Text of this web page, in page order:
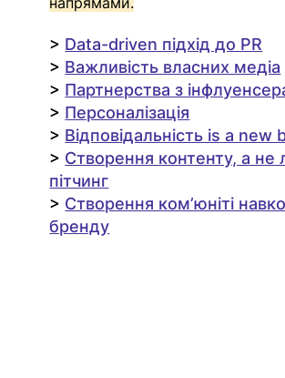
> Data-driven підхід до PR
> Важливість власних медіа
> Партнерства з
> Персоналізація
> Відповідальність is a new
> Створення контенту, а не
пітчинг
> Створення ком’юніті
бренду